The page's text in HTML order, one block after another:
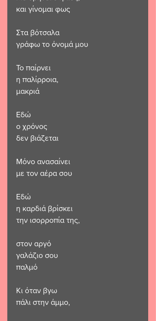
και γίνομαι φως
Στα βότσαλα
γράφω το όνομά μου
Το παίρνει
η παλίρροια,
μακριά
Εδώ
ο χρόνος
δεν βιάζεται
Μόνο ανασαίνει
με τον αέρα σου
Εδώ
η καρδιά βρίσκει
την ισορροπία της,
στον αργό
γαλάζιο σου
παλμό
Κι όταν βγω
πάλι στην άμμο,